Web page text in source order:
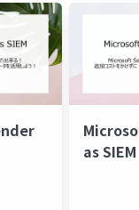
as SIEM